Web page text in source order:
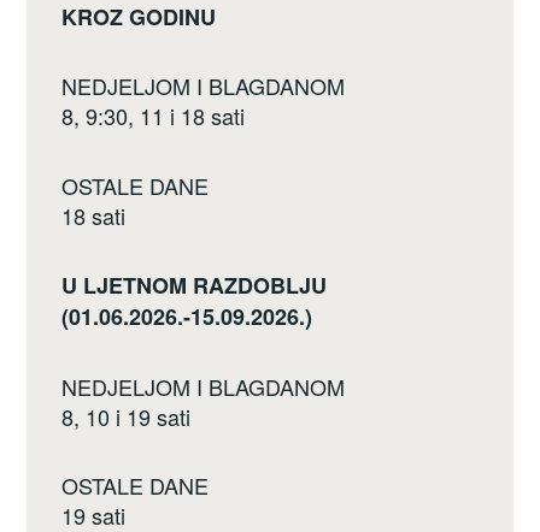
KROZ GODINU
NEDJELJOM I BLAGDANOM
8, 9:30, 11 i 18 sati
OSTALE DANE
18 sati
U LJETNOM RAZDOBLJU
(01.06.2026.-15.09.2026.)
NEDJELJOM I BLAGDANOM
8, 10 i 19 sati
OSTALE DANE
19 sati